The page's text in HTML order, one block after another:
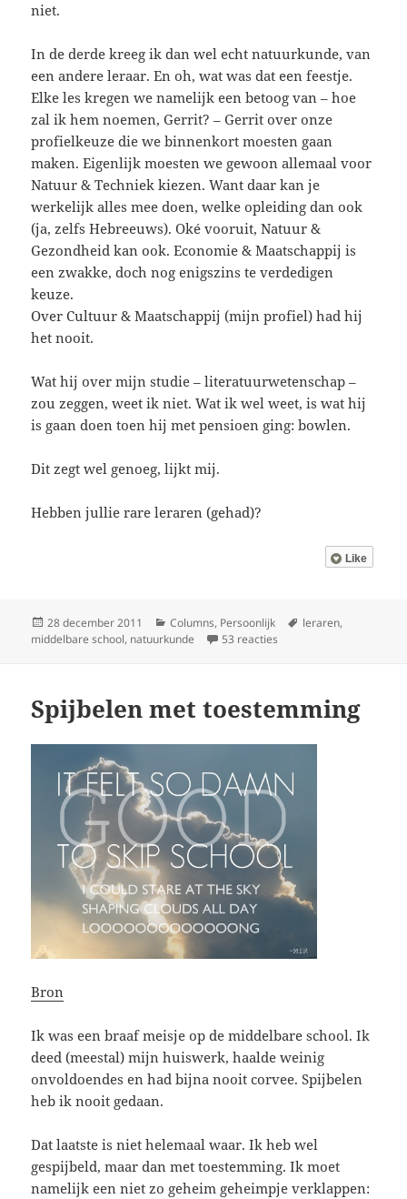
niet.
In de derde kreeg ik dan wel echt natuurkunde, van
een andere leraar. En oh, wat was dat een feestje.
Elke les kregen we namelijk een betoog van – hoe
zal ik hem noemen, Gerrit? – Gerrit over onze
profielkeuze die we binnenkort moesten gaan
maken. Eigenlijk moesten we gewoon allemaal voor
Natuur & Techniek kiezen. Want daar kan je
werkelijk alles mee doen, welke opleiding dan ook
(ja, zelfs Hebreeuws). Oké vooruit, Natuur &
Gezondheid kan ook. Economie & Maatschappij is
een zwakke, doch nog enigszins te verdedigen
keuze.
Over Cultuur & Maatschappij (mijn profiel) had hij
het nooit.
Wat hij over mijn studie – literatuurwetenschap –
zou zeggen, weet ik niet. Wat ik wel weet, is wat hij
is gaan doen toen hij met pensioen ging: bowlen.
Dit zegt wel genoeg, lijkt mij.
Hebben jullie rare leraren (gehad)?
Like
Geplaatst
op
28 december 2011 Categorieën
Columns, Persoonlijk Tags
leraren,
middelbare school, natuurkunde 53 reacties
Spijbelen met toestemming
Bron
Ik was een braaf meisje op de middelbare school. Ik
deed (meestal) mijn huiswerk, haalde weinig
onvoldoendes en had bijna nooit corvee. Spijbelen
heb ik nooit gedaan.
Dat laatste is niet helemaal waar. Ik heb wel
gespijbeld, maar dan met toestemming. Ik moet
namelijk een niet zo geheim geheimpje verklappen: